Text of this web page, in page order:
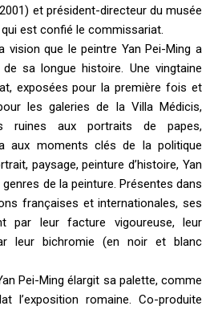
et président-directeur du musée
est confié le commissariat.
vision que le peintre Yan Pei-Ming a
sa longue histoire. Une vingtaine
exposées pour la première fois et
les galeries de la Villa Médicis,
ruines aux portraits de papes,
aux moments clés de la politique
paysage, peinture d’histoire, Yan
de la peinture. Présentes dans
françaises et internationales, ses
par leur facture vigoureuse, leur
leur bichromie (en noir et blanc
Pei-Ming élargit sa palette, comme
l’exposition romaine. Co-produite